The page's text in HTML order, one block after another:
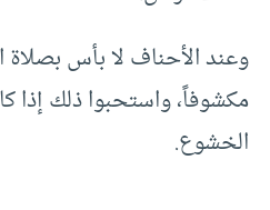
وعند الأحناف لا بأس بصلاة
مكشوفاً، واستحبوا ذلك
الخشوع.